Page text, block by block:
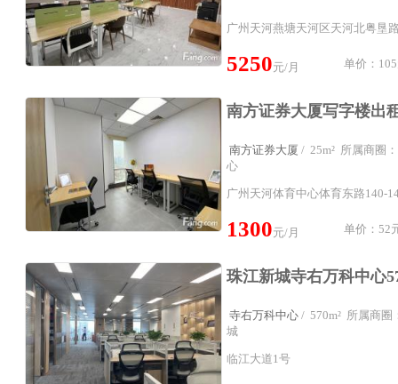
广州天河燕塘天河区天河北粤垦
5250元/月 单价：105
南方证券大厦 / 25m² 所属商圈
心
广州天河体育中心体育东路140-
1300元/月 单价：52
寺右万科中心 / 570m² 所属商圈
城
临江大道1号